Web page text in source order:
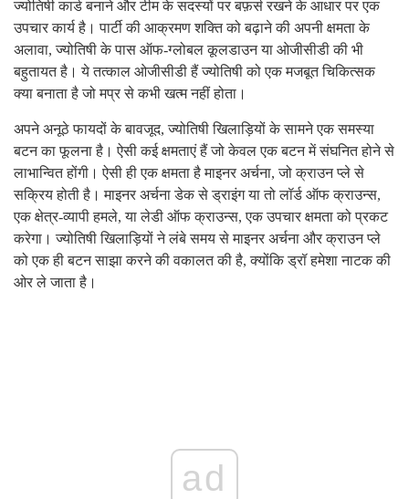
ज्योतिषी कार्ड बनाने और टीम के सदस्यों पर बफ़र्स रखने के आधार पर एक
उपचार कार्य है। पार्टी की आक्रमण शक्ति को बढ़ाने की अपनी क्षमता के
अलावा, ज्योतिषी के पास ऑफ-ग्लोबल कूलडाउन या ओजीसीडी की भी
बहुतायत है। ये तत्काल ओजीसीडी हैं ज्योतिषी को एक मजबूत चिकित्सक
क्या बनाता है जो मप्र से कभी खत्म नहीं होता।
अपने अनूठे फायदों के बावजूद, ज्योतिषी खिलाड़ियों के सामने एक समस्या
बटन का फूलना है। ऐसी कई क्षमताएं हैं जो केवल एक बटन में संघनित होने से
लाभान्वित होंगी। ऐसी ही एक क्षमता है माइनर अर्चना, जो क्राउन प्ले से
सक्रिय होती है। माइनर अर्चना डेक से ड्राइंग या तो लॉर्ड ऑफ क्राउन्स,
एक क्षेत्र-व्यापी हमले, या लेडी ऑफ क्राउन्स, एक उपचार क्षमता को प्रकट
करेगा। ज्योतिषी खिलाड़ियों ने लंबे समय से माइनर अर्चना और क्राउन प्ले
को एक ही बटन साझा करने की वकालत की है, क्योंकि ड्रॉ हमेशा नाटक की
ओर ले जाता है।
ad